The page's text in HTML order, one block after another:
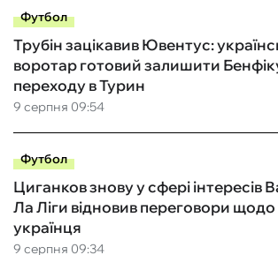
Футбол
9 серпня 09:54
Трубін зацікавив Ювентус:
воротар готовий залишити
переходу в Турин
Футбол
9 серпня 09:34
Циганков знову у сфері інтересів
Ла Ліги відновив переговори
українця